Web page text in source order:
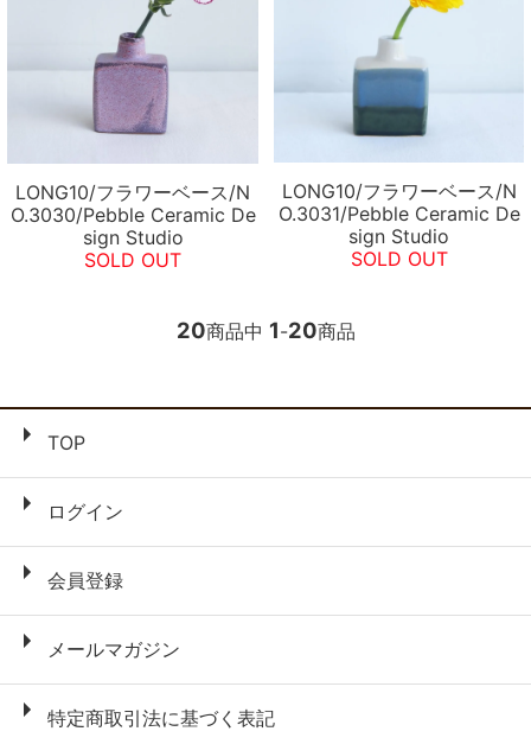
LONG10/フラワーベース/N
O.3030/Pebble Ceramic De
sign Studio
SOLD OUT
LONG10/フラワーベース/N
O.3031/Pebble Ceramic De
sign Studio
SOLD OUT
20商品中 1-20商品
TOP
ログイン
会員登録
メールマガジン
特定商取引法に基づく表記